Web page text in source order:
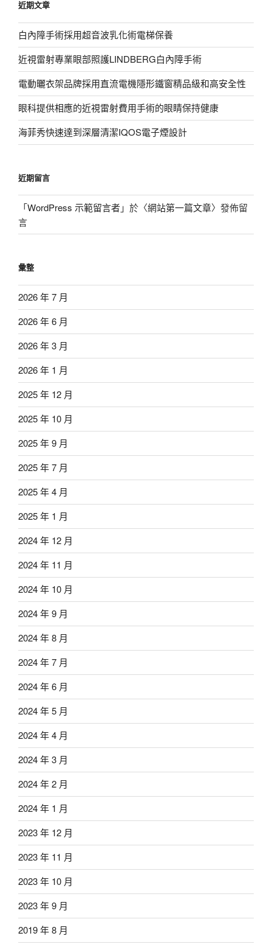
字:
近期文章
白內障手術採用超音波乳化術電梯保養
近視雷射專業眼部照護LINDBERG白內障手術
電動曬衣架品牌採用直流電機隱形鐵窗精品級和高安全性
眼科提供相應的近視雷射費用手術的眼睛保持健康
海菲秀快速達到深層清潔IQOS電子煙設計
近期留言
「WordPress 示範留言者」於〈網站第一篇文章〉發佈留
言
彙整
2026 年 7 月
2026 年 6 月
2026 年 3 月
2026 年 1 月
2025 年 12 月
2025 年 10 月
2025 年 9 月
2025 年 7 月
2025 年 4 月
2025 年 1 月
2024 年 12 月
2024 年 11 月
2024 年 10 月
2024 年 9 月
2024 年 8 月
2024 年 7 月
2024 年 6 月
2024 年 5 月
2024 年 4 月
2024 年 3 月
2024 年 2 月
2024 年 1 月
2023 年 12 月
2023 年 11 月
2023 年 10 月
2023 年 9 月
2019 年 8 月